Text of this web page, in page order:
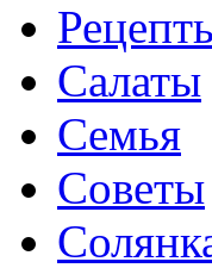
Салаты
Семья
Советы